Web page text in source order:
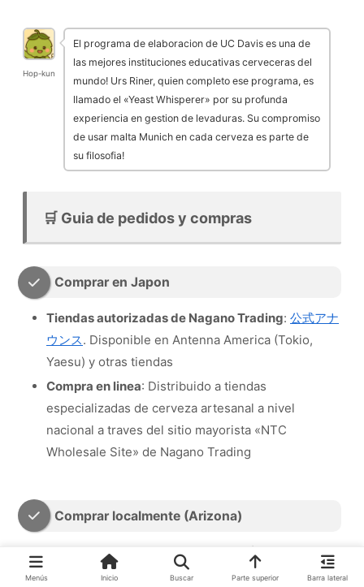
Hop-kun
El programa de elaboracion de UC Davis es una de
las mejores instituciones educativas cerveceras del
mundo! Urs Riner, quien completo ese programa, es
llamado el «Yeast Whisperer» por su profunda
experiencia en gestion de levaduras. Su compromiso
de usar malta Munich en cada cerveza es parte de
su filosofia!
🛒 Guia de pedidos y compras
Comprar en Japon
Tiendas autorizadas de Nagano Trading: 公式アナ
ウンス. Disponible en Antenna America (Tokio,
Yaesu) y otras tiendas
Compra en linea: Distribuido a tiendas
especializadas de cerveza artesanal a nivel
nacional a traves del sitio mayorista «NTC
Wholesale Site» de Nagano Trading
Comprar localmente (Arizona)
: 7 S Mikes Pike, Flagstaff (Diario 11:00
AM – 10:00 PM）
Menús Inicio Buscar Parte superior Barra lateral